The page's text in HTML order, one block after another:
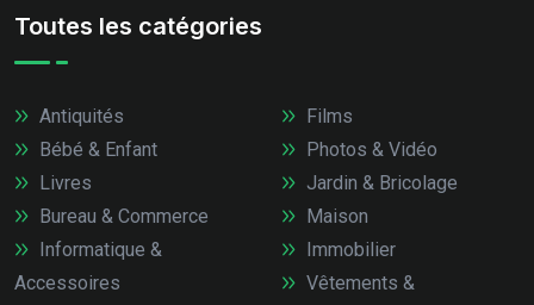
Toutes les catégories
Antiquités
Bébé & Enfant
Livres
Bureau & Commerce
Informatique &
Accessoires
Films
Photos & Vidéo
Jardin & Bricolage
Maison
Immobilier
Vêtements &